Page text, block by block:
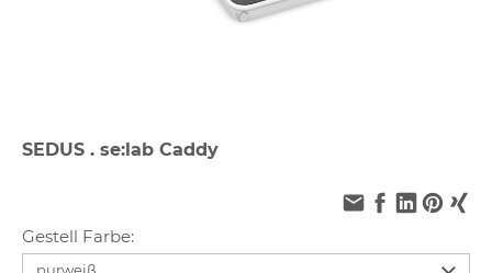
SEDUS . se:lab Caddy
Gestell Farbe: